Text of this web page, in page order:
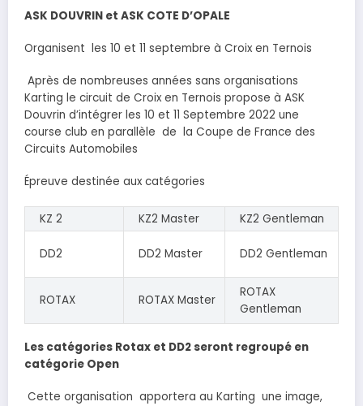
ASK DOUVRIN et ASK COTE D’OPALE
Organisent les 10 et 11 septembre à Croix en Ternois
Après de nombreuses années sans organisations
Karting le circuit de Croix en Ternois propose à ASK
Douvrin d’intégrer les 10 et 11 Septembre 2022 une
course club en parallèle de la Coupe de France des
Circuits Automobiles
Épreuve destinée aux catégories
KZ 2 KZ2 Master KZ2 Gentleman
DD2 DD2 Master DD2 Gentleman
ROTAX ROTAX Master
ROTAX
Gentleman
Les catégories Rotax et DD2 seront regroupé en
catégorie Open
Cette organisation apportera au Karting une image,